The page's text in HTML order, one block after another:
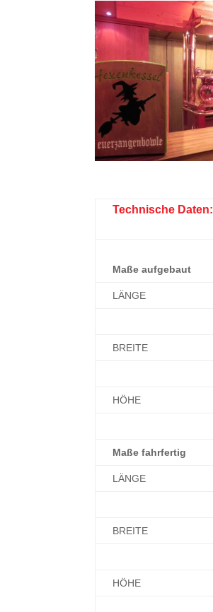
Technische Daten:
Maße aufgebaut
LÄNGE
BREITE
HÖHE
Maße fahrfertig
LÄNGE
BREITE
HÖHE